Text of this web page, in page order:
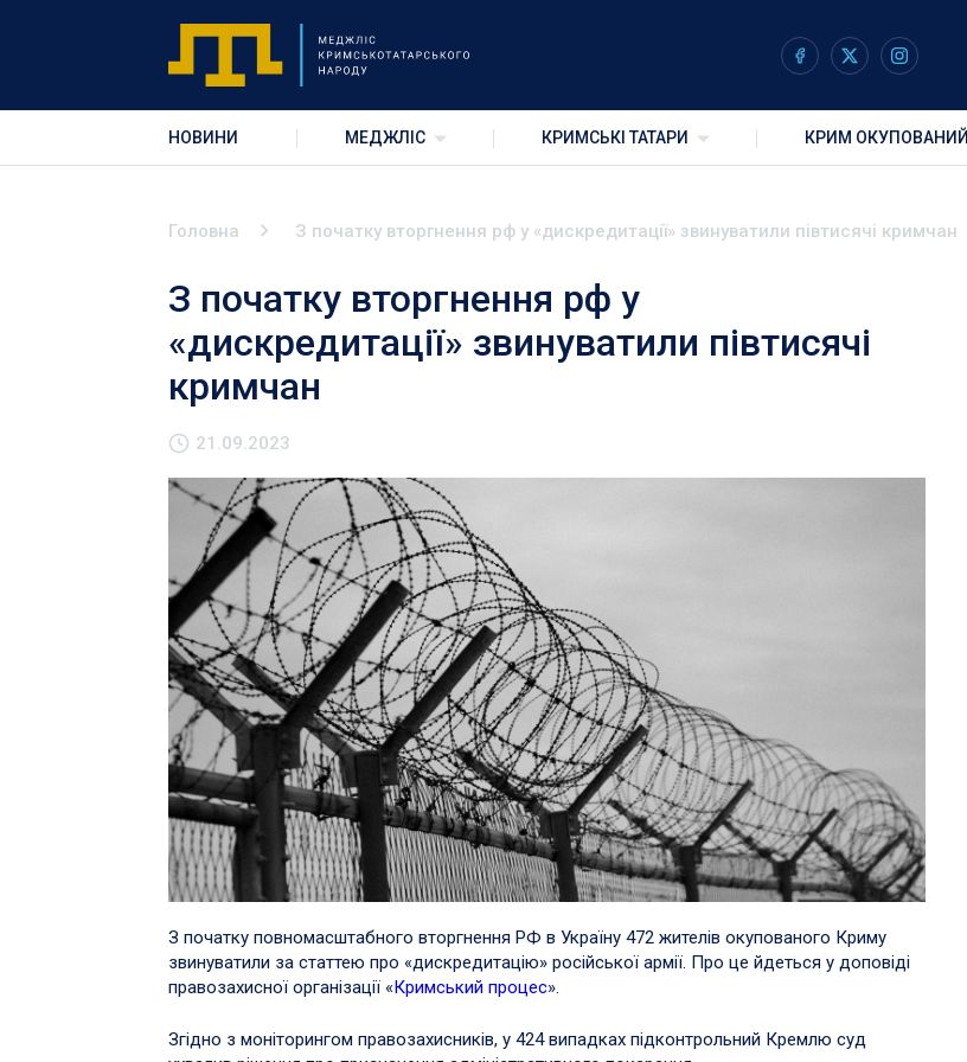
НОВИНИ МЕДЖЛІС КРИМСЬКІ ТАТАРИ КРИМ ОКУПОВАНИЙ
Головна З початку вторгнення рф у «дискредитації» звинуватили півтисячі кримчан
З початку вторгнення рф у
«дискредитації» звинуватили півтисячі
кримчан
21.09.2023
З початку повномасштабного вторгнення РФ в Україну 472 жителів окупованого Криму
звинуватили за статтею про «дискредитацію» російської армії. Про це йдеться у доповіді
правозахисної організації «Кримський процес».
Згідно з моніторингом правозахисників, у 424 випадках підконтрольний Кремлю суд